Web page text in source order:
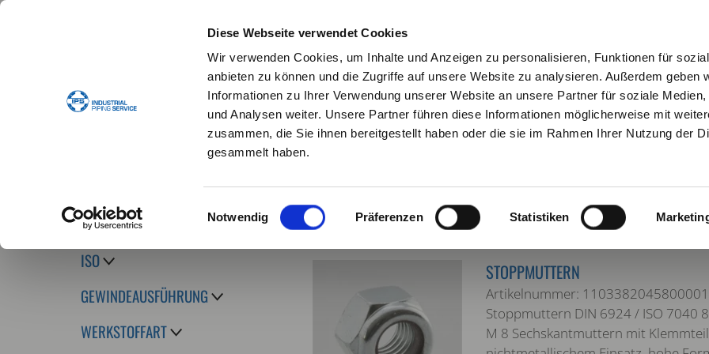
Diese Webseite verwendet Cookies
Wir verwenden Cookies, um Inhalte und Anzeigen zu personalisieren, Funktionen für
anbieten zu können und die Zugriffe auf unsere Website zu analysieren. Außerdem geben
Informationen zu Ihrer Verwendung unserer Website an unsere Partner für soziale Medien,
und Analysen weiter. Unsere Partner führen diese Informationen möglicherweise mit
zusammen, die Sie ihnen bereitgestellt haben oder die sie im Rahmen Ihrer Nutzung der
gesammelt haben.
Einwilligungsauswahl
Notwendig Präferenzen Statistiken
DICHTUNGSKONFIGURATOR VERBINDUNGSTECHNIK ARBEITSSCHUTZ
DIN/EN
ISO
GEWINDEAUSFÜHRUNG
WERKSTOFFART
Anzahl: 8
STOPPMUTTERN
Artikelnummer: 1103382045800001
Stoppmuttern DIN 6924 / ISO 7040
M 8 Sechskantmuttern mit